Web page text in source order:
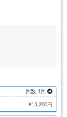
回数 1回
¥13,200円